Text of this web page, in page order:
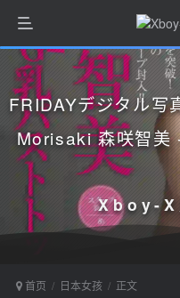
FRIDAYデジタル
Morisaki 森咲智
Xboy-X
首页 日本女孩 正文